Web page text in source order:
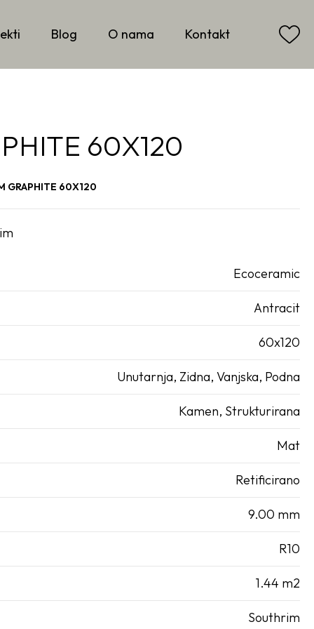
Blog O nama Kontakt
60X120
GRAPHITE 60X120
Ecoceramic
Antracit
60x120
Unutarnja, Zidna, Vanjska, Podna
Kamen, Strukturirana
Mat
Retificirano
9.00 mm
R10
1.44 m2
Southrim